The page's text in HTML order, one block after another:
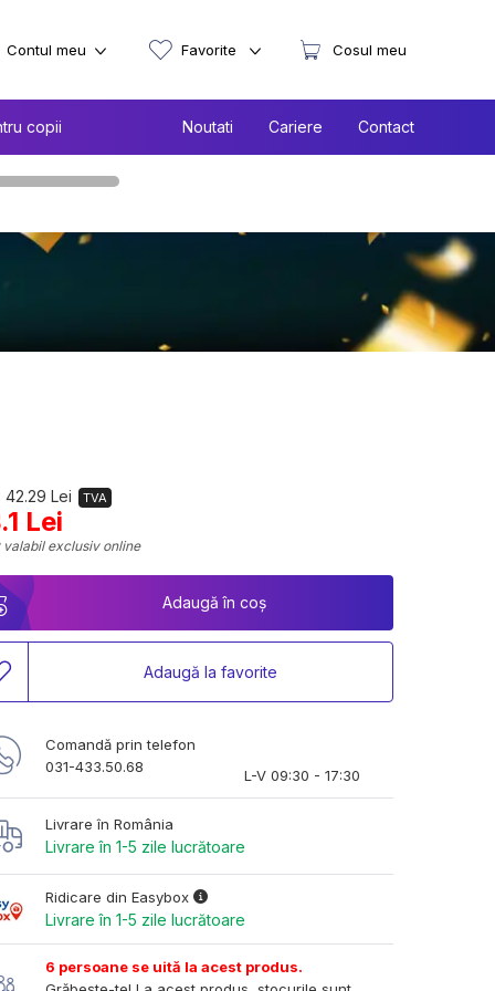
copii Noutati Cariere Contact
Contul meu Favorite Cosul meu
42.29 Lei TVA
Lei
valabil exclusiv online
Adaugă în coș
Adaugă la favorite
Comandă prin telefon
031-433.50.68
L-V 09:30 - 17:30
Livrare în România
Livrare în 1-5 zile lucrătoare
Ridicare din Easybox
Livrare în 1-5 zile lucrătoare
6 persoane se uită la acest produs.